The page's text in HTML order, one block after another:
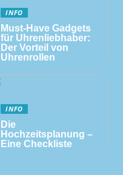
INFO
Must-Have Gadgets
für Uhrenliebhaber:
Der Vorteil von
Uhrenrollen
INFO
Die
Hochzeitsplanung –
Eine Checkliste